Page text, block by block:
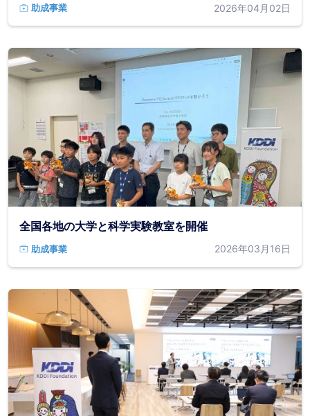
助成事業 2026年04月02日
全国各地の大学と科学実験教室を開催
助成事業 2026年03月16日